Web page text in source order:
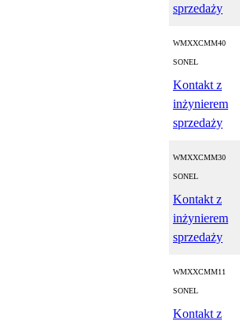
sprzedaży
WMXXCMM40
SONEL
Kontakt z
inżynierem
sprzedaży
WMXXCMM30
SONEL
Kontakt z
inżynierem
sprzedaży
WMXXCMM11
SONEL
Kontakt z